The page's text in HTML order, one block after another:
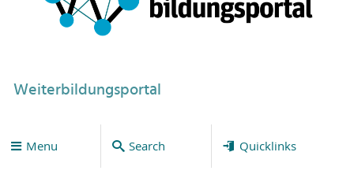
Weiterbildungsportal
Menu Search Quicklinks